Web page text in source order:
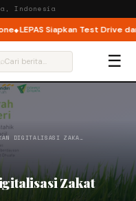
Indonesia
LEPAS Siapkan Test Drive dan
⌕ ☰
DIGITALISASI ZAKA…
Zakat